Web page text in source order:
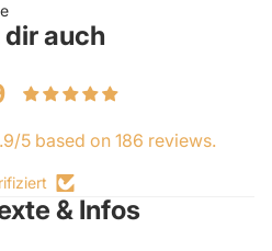
auch
5 based on 186 reviews.
& Infos